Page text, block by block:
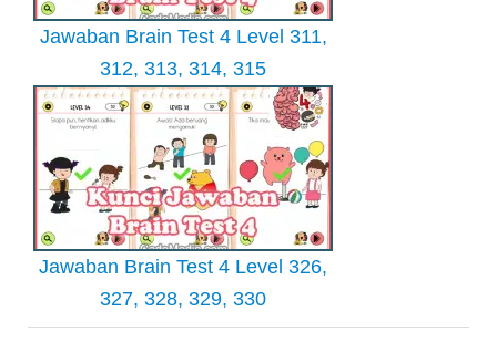
Jawaban Brain Test 4 Level 311,
312, 313, 314, 315
Jawaban Brain Test 4 Level 326,
327, 328, 329, 330